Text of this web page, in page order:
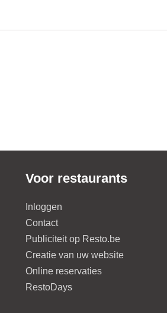
Voor restaurants
Inloggen
Contact
Publiciteit op Resto.be
Creatie van uw website
Online reservaties
RestoDays